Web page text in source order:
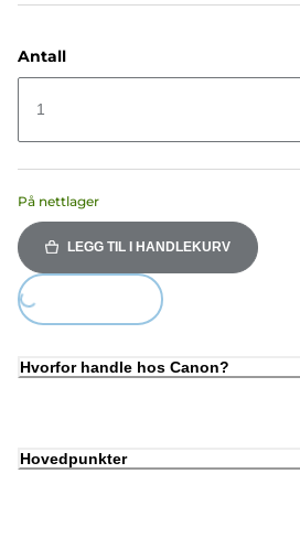
Antall
1
På nettlager
LEGG TIL I HANDLEKURV
Loading...
Hvorfor handle hos Canon?
Hovedpunkter